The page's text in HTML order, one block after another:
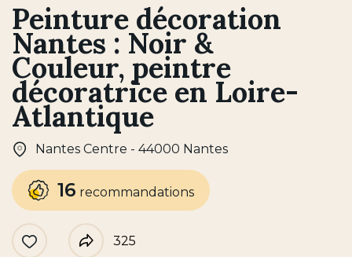
Peinture décoration
Nantes : Noir &
Couleur, peintre
décoratrice en Loire-
Atlantique
Nantes Centre - 44000 Nantes
16 recommandations
Like Partager
325